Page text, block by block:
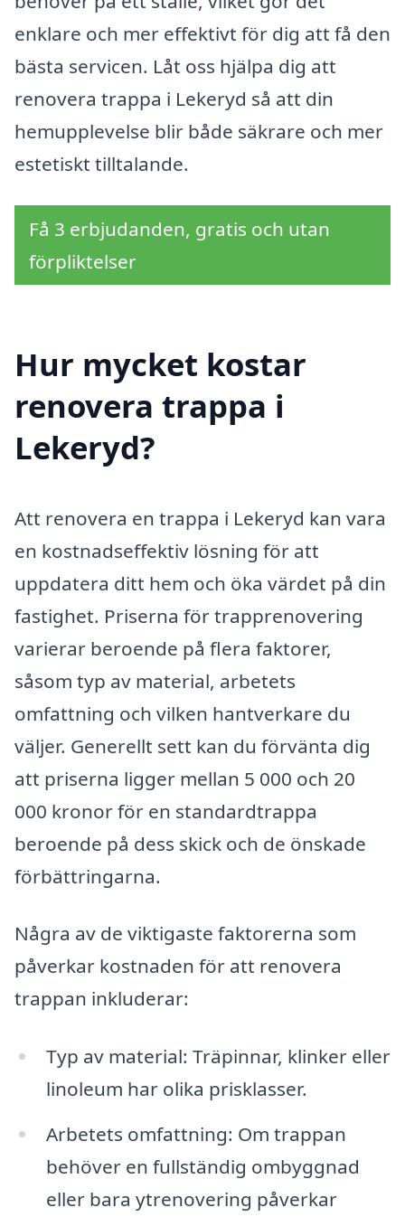
enklare och mer effektivt för dig att få den
bästa servicen. Låt oss hjälpa dig att
renovera trappa i Lekeryd så att din
hemupplevelse blir både säkrare och mer
estetiskt tilltalande.
Få 3 erbjudanden, gratis och utan
förpliktelser
Hur mycket kostar
renovera trappa i
Lekeryd?
Att renovera en trappa i Lekeryd kan vara
en kostnadseffektiv lösning för att
uppdatera ditt hem och öka värdet på din
fastighet. Priserna för trapprenovering
varierar beroende på flera faktorer,
såsom typ av material, arbetets
omfattning och vilken hantverkare du
väljer. Generellt sett kan du förvänta dig
att priserna ligger mellan 5 000 och 20
000 kronor för en standardtrappa
beroende på dess skick och de önskade
förbättringarna.
Några av de viktigaste faktorerna som
påverkar kostnaden för att renovera
trappan inkluderar:
Typ av material: Träpinnar, klinker eller
linoleum har olika prisklasser.
Arbetets omfattning: Om trappan
behöver en fullständig ombyggnad
eller bara ytrenovering påverkar